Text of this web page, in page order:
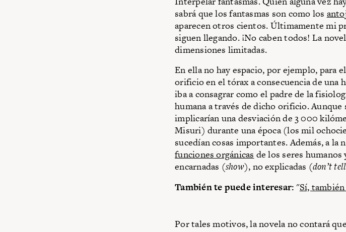
sabrá que los fantasmas son como los
aparecen otros cientos. Últimamente mi
siguen llegando. ¡No caben todos! La
dimensiones limitadas.
En ella no hay espacio, por ejemplo, para
orificio en el tórax a consecuencia de una
iba a consagrar como el padre de la
humana a través de dicho orificio.
implicarían una desviación de 3 000
Misuri) durante una época (los mil
sucedían cosas importantes. Además, a la
funciones orgánicas de los seres humanos
encarnadas (show), no explicadas (don’t tell
También te puede interesar: "Sí,
Por tales motivos, la novela no contará